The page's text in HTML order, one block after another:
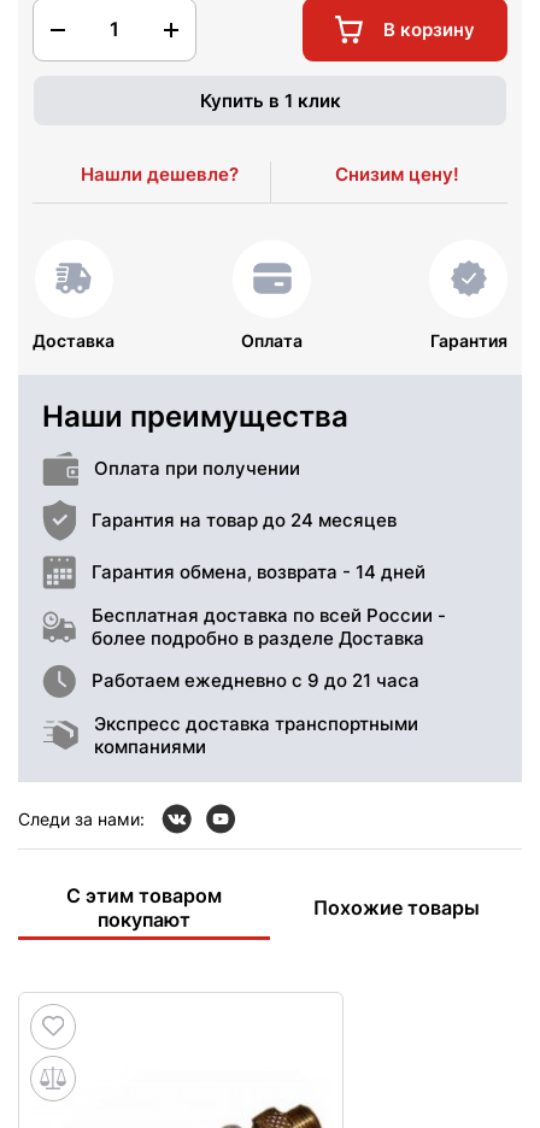
1 В корзину
Купить в 1 клик
Нашли дешевле? Снизим цену!
Доставка Оплата Гарантия
Наши преимущества
Оплата при получении
Гарантия на товар до 24 месяцев
Гарантия обмена, возврата - 14 дней
Бесплатная доставка по всей России -
более подробно в разделе Доставка
Работаем ежедневно с 9 до 21 часа
Экспресс доставка транспортными
компаниями
Следи за нами:
С этим товаром
покупают
Похожие товары